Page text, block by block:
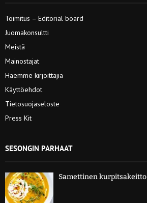
Toimitus – Editorial board
Juomakonsultti
Meistä
Mainostajat
Haemme kirjoittajia
Käyttöehdot
Tietosuojaseloste
Press Kit
SESONGIN PARHAAT
Samettinen kurpitsakeitto